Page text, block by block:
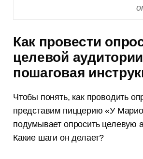
Как провести
целевой
пошаговая
Чтобы понять, как проводить
представим пиццерию «У
подумывает опросить целевую
Какие шаги он делает?